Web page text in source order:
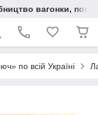
вагонки,
по всій Україні